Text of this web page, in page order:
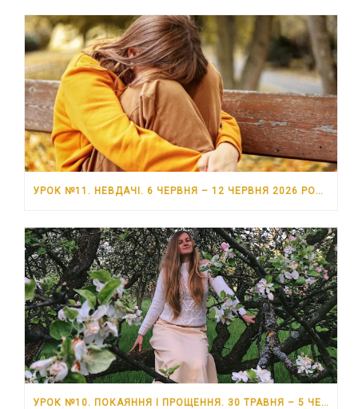
УРОК №11. НЕВДАЧІ. 6 ЧЕРВНЯ – 12 ЧЕРВНЯ 2026 РОКУ
УРОК №10. ПОКАЯННЯ І ПРОЩЕННЯ. 30 ТРАВНЯ – 5 ЧЕРВНЯ 2026 РОКУ